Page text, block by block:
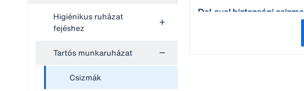
Higiénikus ruházat
fejéshez
Tartós munkaruházat
Csizmák
DeLaval biztonsági csizma